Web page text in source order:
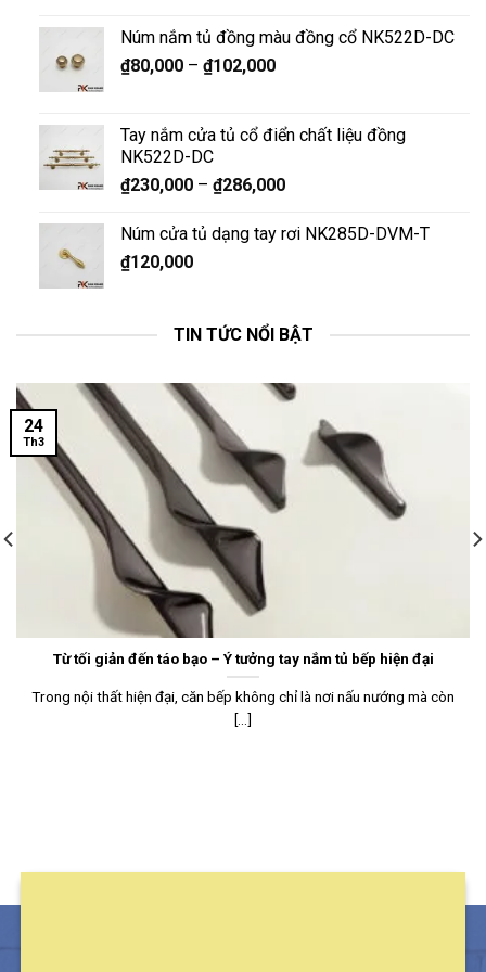
Núm nắm tủ đồng màu đồng cổ NK522D-DC
₫80,000– ₫102,000
Tay nắm cửa tủ cổ điển chất liệu đồng
NK522D-DC
₫230,000– ₫286,000
Núm cửa tủ dạng tay rơi NK285D-DVM-T
₫120,000
TIN TỨC NỔI BẬT
Từ tối giản đến táo bạo – Ý tưởng tay nắm tủ bếp hiện đại
Trong nội thất hiện đại, căn bếp không chỉ là nơi nấu nướng mà còn
[...]
24
Th3